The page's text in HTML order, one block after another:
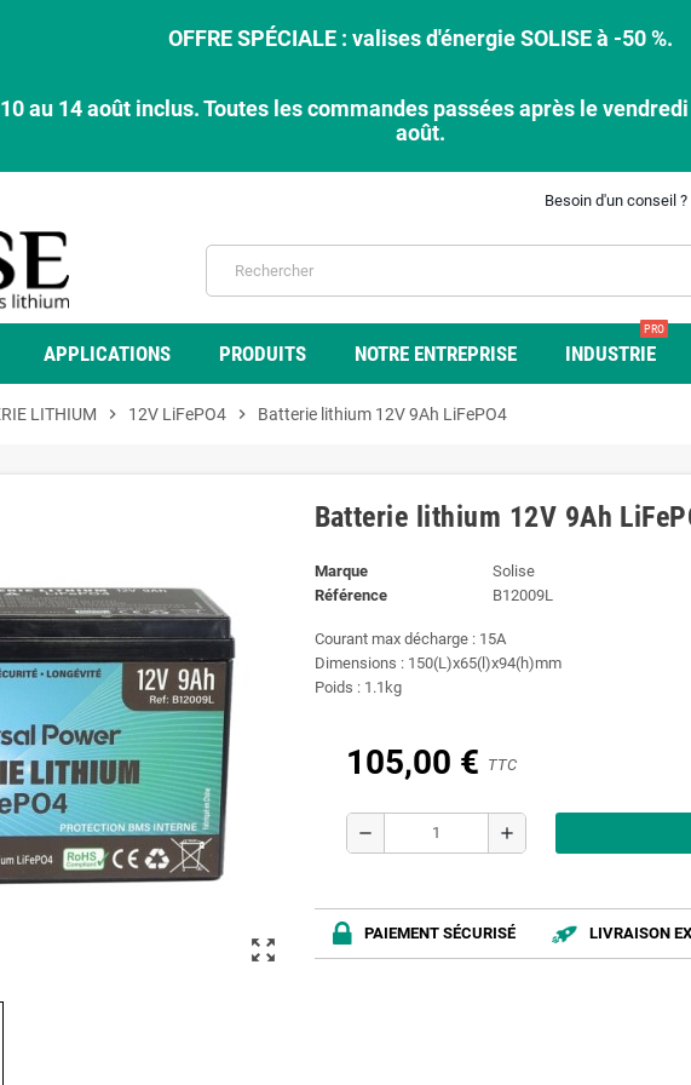
OFFRE SPÉCIALE : valises d'énergie SOLISE à -50 %.
au 14 août inclus. Toutes les commandes passées après le
août.
Besoin d'un conseil ?
APPLICATIONS PRODUITS NOTRE ENTREPRISE INDUSTRIE
PRO
LITHIUM chevron_right 12V LiFePO4 chevron_right Batterie lithium 12V 9Ah LiFePO4
zoom_out_map
Batterie lithium 12V 9Ah
Marque
Solise
Référence
B12009L
Courant max décharge : 15A
Dimensions : 150(L)x65(l)x94(h)mm
Poids : 1.1kg
105,00 € TTC
remove add
PAIEMENT SÉCURISÉ LIVRAISON